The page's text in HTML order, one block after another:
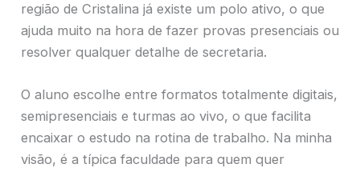
região de Cristalina já existe um polo ativo, o que
ajuda muito na hora de fazer provas presenciais ou
resolver qualquer detalhe de secretaria.
O aluno escolhe entre formatos totalmente digitais,
semipresenciais e turmas ao vivo, o que facilita
encaixar o estudo na rotina de trabalho. Na minha
visão, é a típica faculdade para quem quer